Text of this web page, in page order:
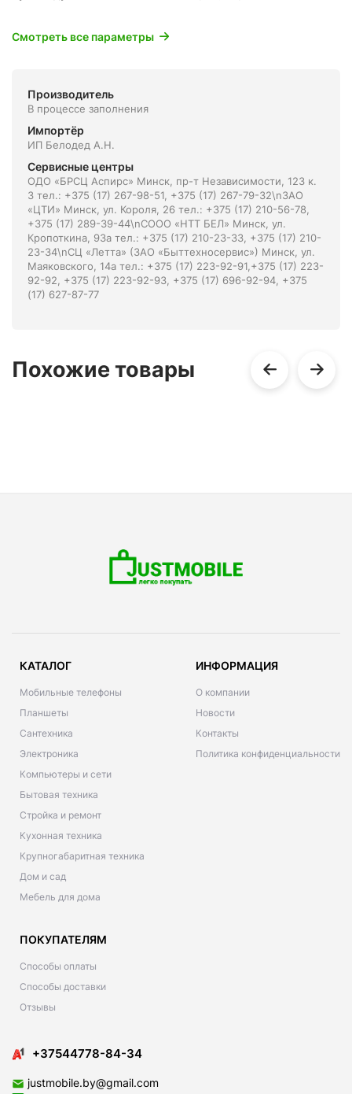
Смотреть все параметры
Производитель
В процессе заполнения
Импортёр
ИП Белодед А.Н.
Сервисные центры
ОДО «БРСЦ Аспирс» Минск, пр-т Независимости, 123 к.
3 тел.: +375 (17) 267-98-51, +375 (17) 267-79-32\nЗАО
«ЦТИ» Минск, ул. Короля, 26 тел.: +375 (17) 210-56-78,
+375 (17) 289-39-44\nСООО «НТТ БЕЛ» Минск, ул.
Кропоткина, 93а тел.: +375 (17) 210-23-33, +375 (17) 210-
23-34\nСЦ «Летта» (ЗАО «Быттехносервис») Минск, ул.
Маяковского, 14а тел.: +375 (17) 223-92-91,+375 (17) 223-
92-92, +375 (17) 223-92-93, +375 (17) 696-92-94, +375
(17) 627-87-77
Похожие товары
КАТАЛОГ
Мобильные телефоны
Планшеты
Сантехника
Электроника
Компьютеры и сети
Бытовая техника
Стройка и ремонт
Кухонная техника
Крупногабаритная техника
Дом и сад
Мебель для дома
ИНФОРМАЦИЯ
О компании
Новости
Контакты
Политика конфиденциальности
ПОКУПАТЕЛЯМ
Способы оплаты
Способы доставки
Отзывы
+37544778-84-34
justmobile.by@gmail.com